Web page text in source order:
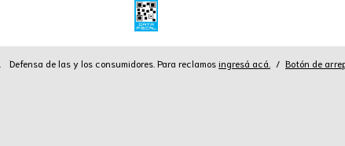
Defensa de las y los consumidores. Para reclamos ingresá acá. / Botón de